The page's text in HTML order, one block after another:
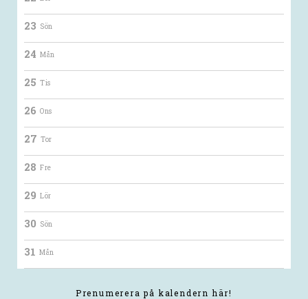
23 Sön
24Mån
25Tis
26Ons
27Tor
28Fre
29Lör
30 Sön
31Mån
Prenumerera på kalendern här!